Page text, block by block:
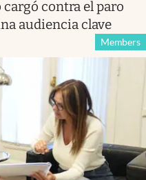
cargó contra el paro
audiencia clave
Members